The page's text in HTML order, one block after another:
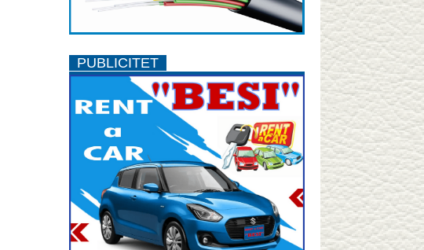
PUBLICITET